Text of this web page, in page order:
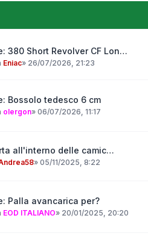
380 Short Revolver CF Lon…
Eniac» 26/07/2026, 21:23
Bossolo tedesco 6 cm
olergon» 06/07/2026, 11:17
all'interno delle camic…
» 05/11/2025, 8:22
Palla avancarica per?
EOD ITALIANO» 20/01/2025, 20:20